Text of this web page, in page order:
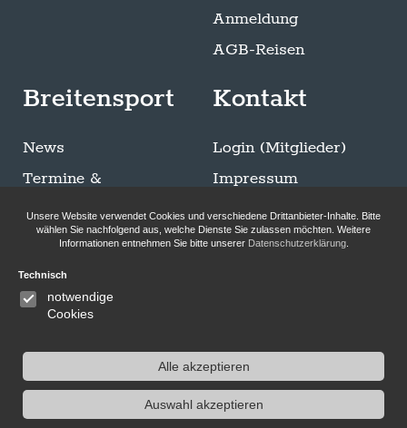
Anmeldung
AGB-Reisen
Breitensport
News
Termine &
Trainingszeiten
Sommer Breitensport
Bilder-Galerie
Klettersteigen
Kontakt
Login (Mitglieder)
Impressum
Datenschutzerklärung
Folge uns auf Instagram
Unsere Website verwendet Cookies und verschiedene Drittanbieter-Inhalte. Bitte
wählen Sie nachfolgend aus, welche Dienste Sie zulassen möchten. Weitere
Informationen entnehmen Sie bitte unserer Datenschutzerklärung.
Technisch
notwendige
Cookies
Alle akzeptieren
Auswahl akzeptieren